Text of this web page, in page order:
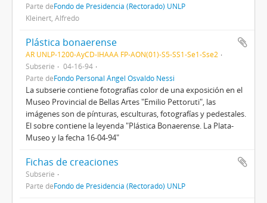
Parte deFondo de Presidencia (Rectorado) UNLP
Kleinert, Alfredo
Plástica bonaerense
AR UNLP-1200-AyCD-IHAAA FP-AON(01)-S5-SS1-Se1-Sse2
Subserie
04-16-94
Parte deFondo Personal Ángel Osvaldo Nessi
La subserie contiene fotografías color de una exposición en el
Museo Provincial de Bellas Artes "Emilio Pettoruti", las
imágenes son de pínturas, esculturas, fotografías y pedestales.
El sobre contiene la leyenda "Plástica Bonaerense. La Plata-
Museo y la fecha 16-04-94"
Fichas de creaciones
Subserie
Parte deFondo de Presidencia (Rectorado) UNLP